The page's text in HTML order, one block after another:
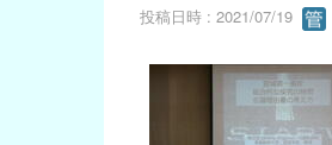
投稿日時 : 2021/07/19